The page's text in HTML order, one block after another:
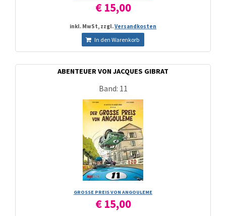
€ 15,00
inkl. MwSt, zzgl.Versandkosten
In den Warenkorb
ABENTEUER VON JACQUES GIBRAT
Band: 11
GROSSE PREIS VON ANGOULEME
€ 15,00